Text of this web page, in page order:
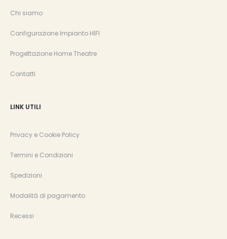
Chi siamo
Configurazione Impianto HIFI
Progettazione Home Theatre
Contatti
LINK UTILI
Privacy e Cookie Policy
Termini e Condizioni
Spedizioni
Modalità di pagamento
Recessi